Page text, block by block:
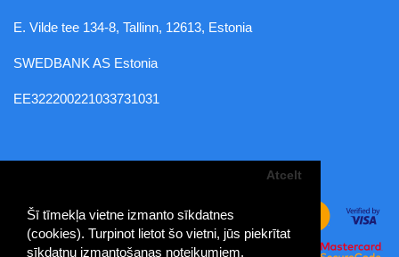
Šī tīmekļa vietne izmanto sīkdatnes
(cookies). Turpinot lietot šo vietni, jūs piekrītat
sīkdatņu izmantošanas noteikumiem.
Atcelt
E. Vilde tee 134-8, Tallinn, 12613, Estonia
SWEDBANK AS Estonia
EE322200221033731031